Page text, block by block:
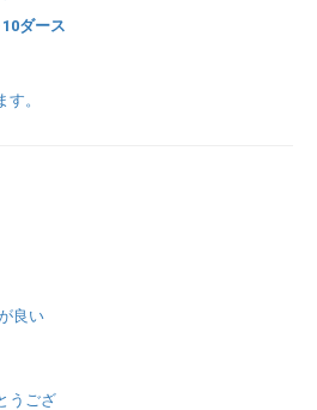
ダース
。
良い
うござ